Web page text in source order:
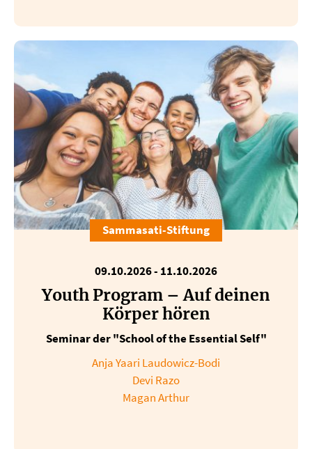
Sammasati-Stiftung
09.10.2026- 11.10.2026
Youth Program – Auf deinen
Körper hören
Seminar der "School of the Essential Self"
Anja Yaari Laudowicz-Bodi
Devi Razo
Magan Arthur